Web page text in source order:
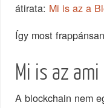
átirata: Mi is az a
Így most
Mi is az ami
A blockchain nem